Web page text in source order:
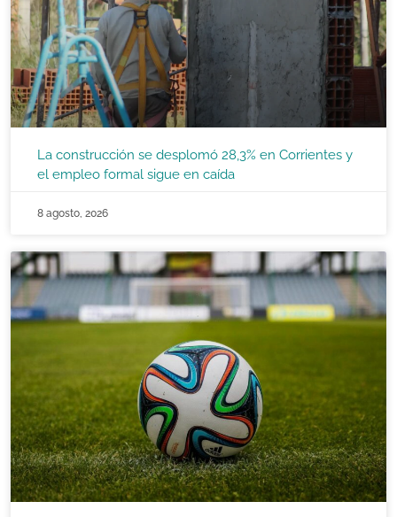
La construcción se desplomó 28,3% en Corrientes y
el empleo formal sigue en caída
8 agosto, 2026